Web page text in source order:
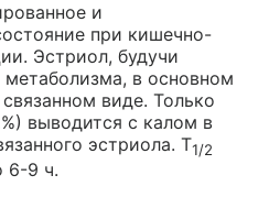
и
при кишечно-
Эстриол, будучи
в основном
виде. Только
выводится с калом в
эстриола. Т1/2
6-9 ч.